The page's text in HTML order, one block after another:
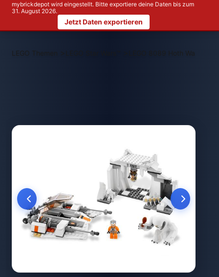
mybrickdepot wird eingestellt. Bitte exportiere deine Daten bis zum
31. August 2026.
Jetzt Daten exportieren
LEGO Themen > LEGO 8089 Hoth Wampa